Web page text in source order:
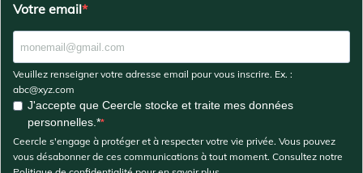
Votre email
Veuillez renseigner votre adresse email pour vous inscrire. Ex. :
abc@xyz.com
J'accepte que Ceercle stocke et traite mes données
personnelles.*
Ceercle s'engage à protéger et à respecter votre vie privée. Vous pouvez
vous désabonner de ces communications à tout moment. Consultez notre